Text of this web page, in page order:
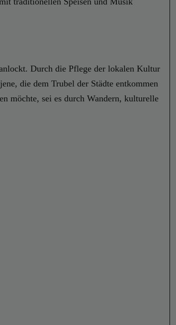
Durch die Pflege der lokalen Kultur
die dem Trubel der Städte entkommen
möchte, sei es durch Wandern, kulturelle